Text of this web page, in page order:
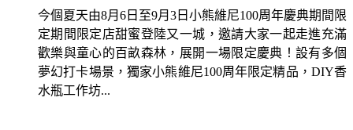
今個夏天由8月6日至9月3日小熊維尼100周年慶典期間限
定期間限定店甜蜜登陸又一城，邀請大家一起走進充滿
歡樂與童心的百畝森林，展開一場限定慶典！設有多個
夢幻打卡場景，獨家小熊維尼100周年限定精品，DIY香
水瓶工作坊...